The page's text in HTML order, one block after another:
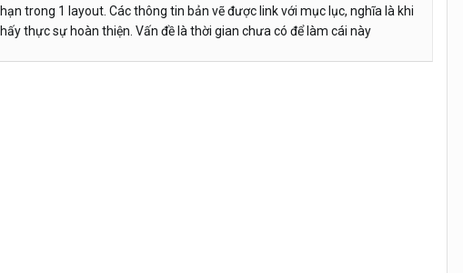
trong 1 layout. Các thông tin bản vẽ được link với mục lục, nghĩa là khi
thực sự hoàn thiện. Vấn đề là thời gian chưa có để làm cái này